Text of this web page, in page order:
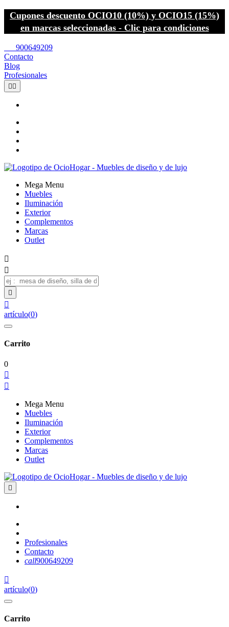
Cupones descuento OCIO10 (10%) y OCIO15 (15%)
en marcas seleccionadas - Clic para condiciones
900649209
Contacto
Blog
Profesionales
 
Mega Menu
Muebles
Iluminación
Exterior
Complementos
Marcas
Outlet




artículo(0)
Carrito
0


Mega Menu
Muebles
Iluminación
Exterior
Complementos
Marcas
Outlet

Profesionales
Contacto
call900649209

artículo(0)
Carrito